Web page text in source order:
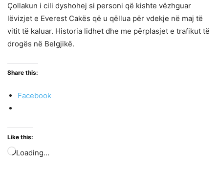
Çollakun i cili dyshohej si personi që kishte vëzhguar
lëvizjet e Everest Cakës që u qëllua për vdekje në maj të
vitit të kaluar. Historia lidhet dhe me përplasjet e trafikut të
drogës në Belgjikë.
Share this:
Facebook
Like this:
Loading…